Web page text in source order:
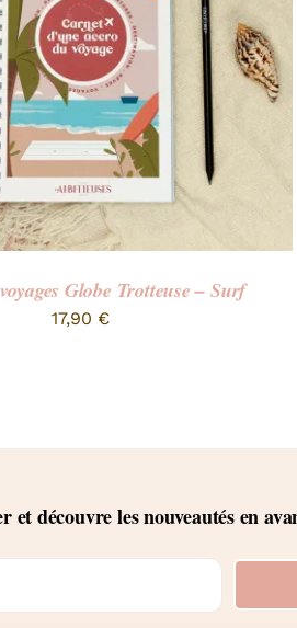
Globe Trotteuse – Surf
17,90 €
et découvre les nouveautés en